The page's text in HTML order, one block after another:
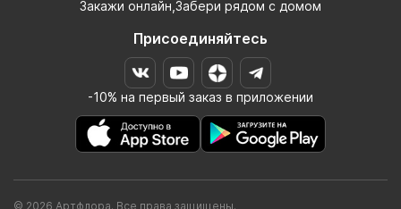
Закажи онлайн,Забери рядом с домом
Присоединяйтесь
-10% на первый заказ в приложении
© 2026 Артфлора. Все права защищены.